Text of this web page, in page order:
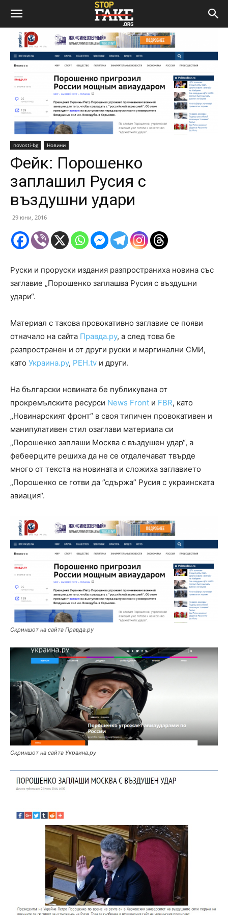
novosti-bg Новини
Фейк: Порошенко
заплашил Русия с
въздушни удари
29 юни, 2016
Руски и проруски издания разпространиха новина със
заглавие „Порошенко заплашва Русия с въздушни
удари“.
Материал с такова провокативно заглавие се появи
отначало на сайта Правда.ру, а след това бе
разпространен и от други руски и маргинални СМИ,
като Украина.ру, РЕН.tv и други.
На български новината бе публикувана от
прокремълските ресурси News Front и FBR, като
„Новинарският фронт“ в своя типичен провокативен и
манипулативен стил озаглави материала си
„Порошенко заплаши Москва с въздушен удар“, а
фебеерците решиха да не се отдалечават твърде
много от текста на новината и сложиха заглавието
„Порошенко се готви да ”сдържа” Русия с украинската
авиация“.
Скриншот на сайта Правда.ру
Скриншот на сайта Украина.ру